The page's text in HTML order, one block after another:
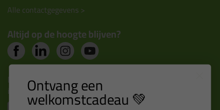
Alle contactgegevens >
Altijd op de hoogte blijven?
Nieuws, tips en exclusieve deals rechtstreeks in je
inbox Ontvang een
welkomstcadeau 💚